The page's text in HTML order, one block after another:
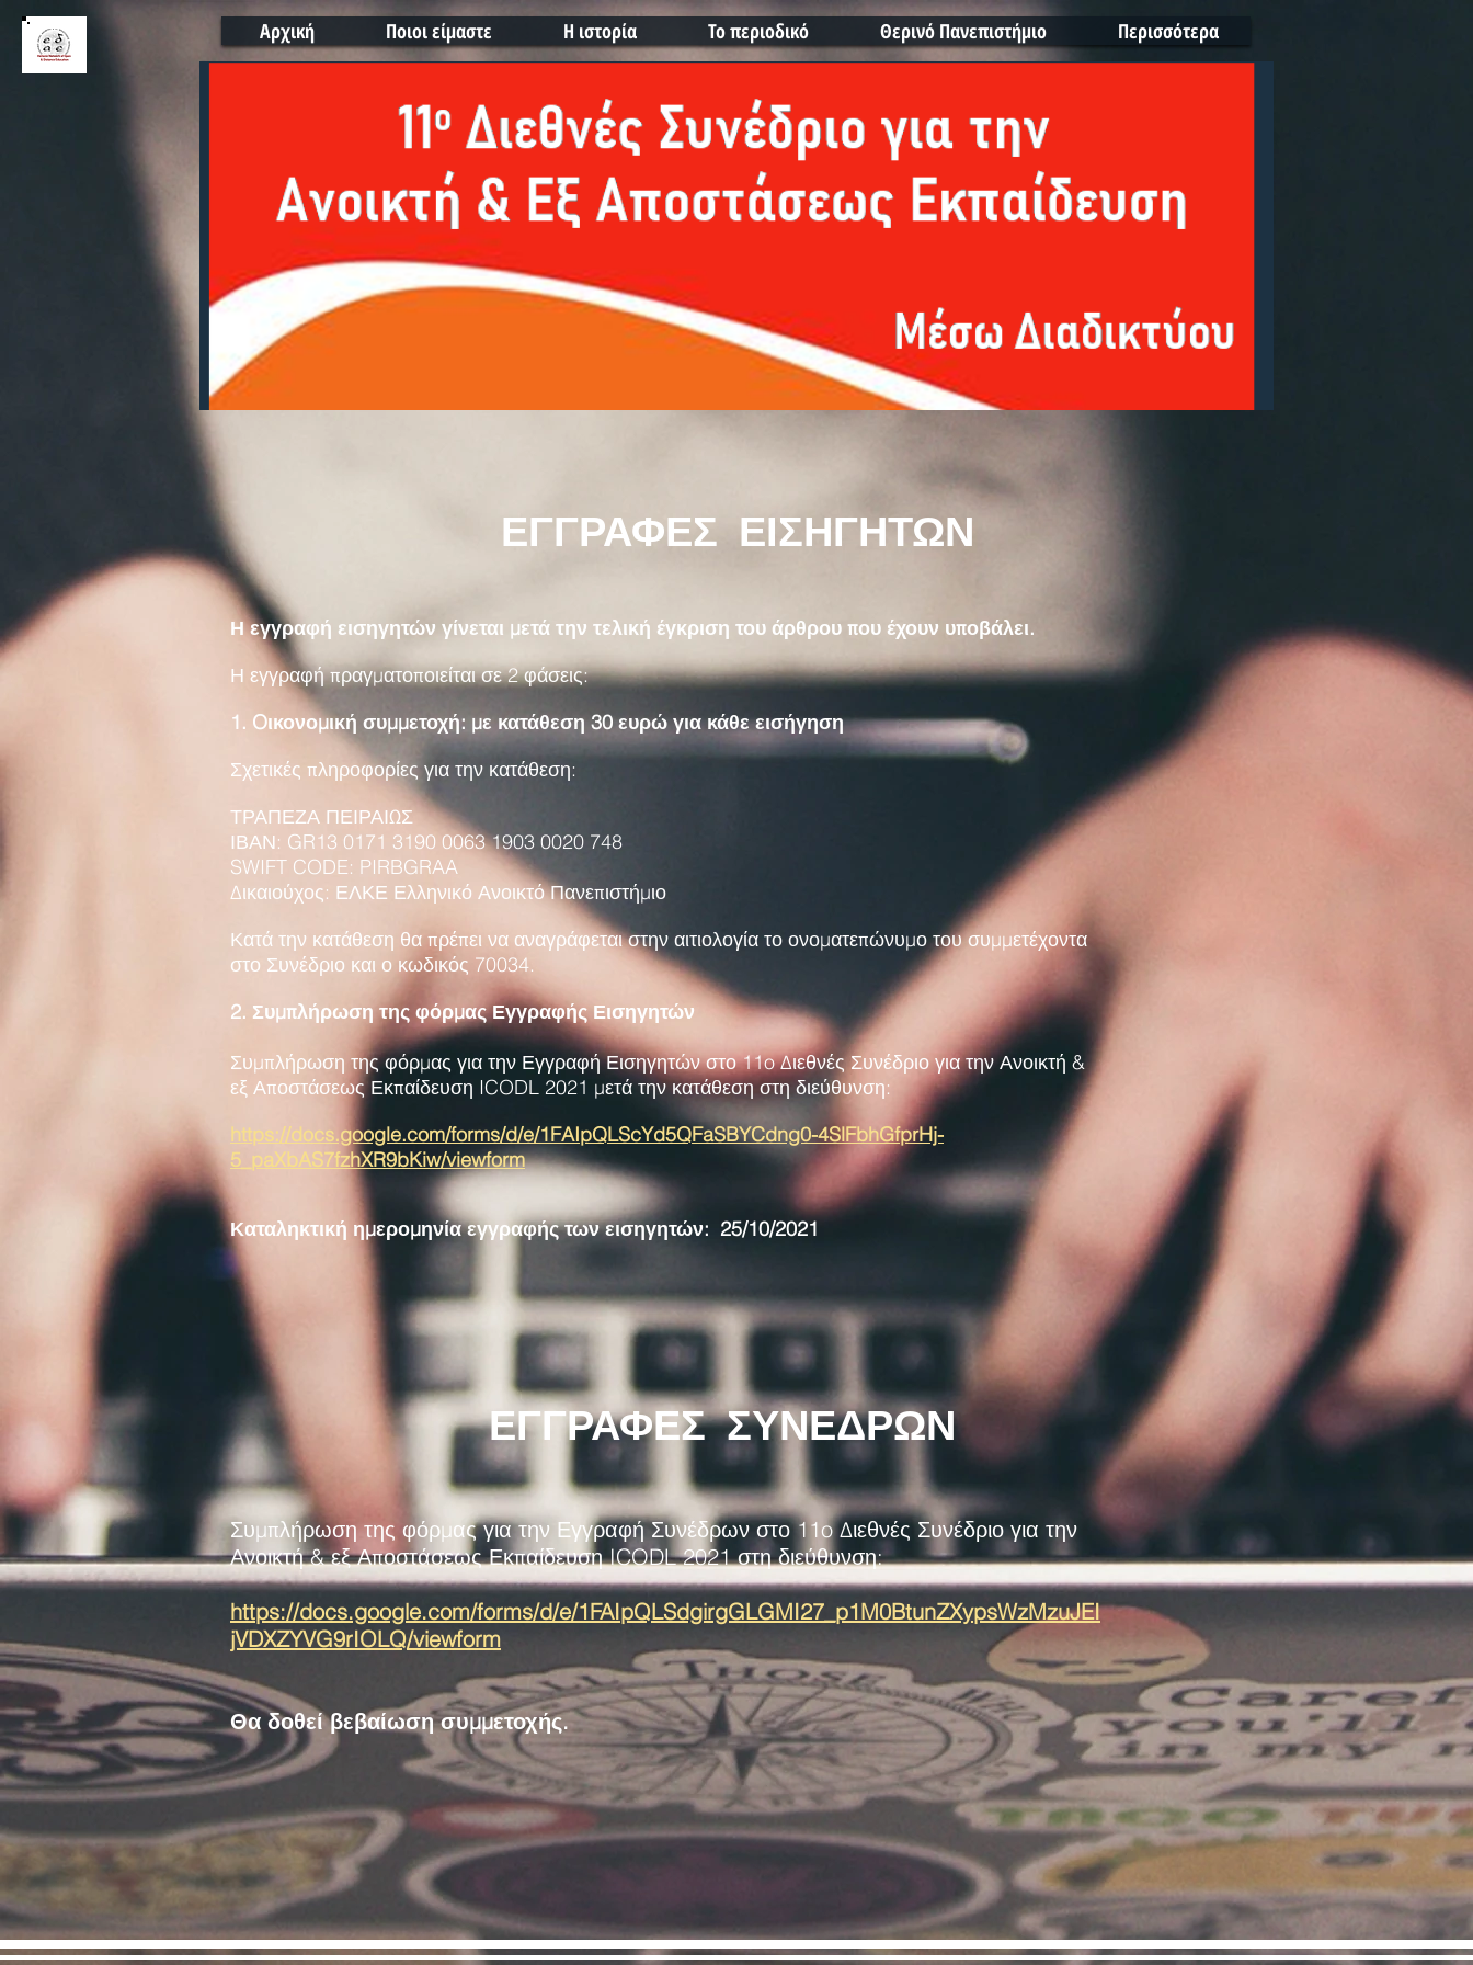
Αρχική Ποιοι είμαστε Η ιστορία Το περιοδικό Θερινό Πανεπιστήμιο Περισσότερα
ΕΓΓΡΑΦΕΣ ΕΙΣΗΓΗΤΩΝ
Η εγγραφή εισηγητών γίνεται μετά την τελική έγκριση του άρθρου που έχουν υποβάλει.
Η εγγραφή πραγματοποιείται σε 2 φάσεις:
1. Oικονομική συμμετοχή: με κατάθεση 30 ευρώ για κάθε εισήγηση
Σχετικές πληροφορίες για την κατάθεση:
ΤΡΑΠΕΖΑ ΠΕΙΡΑΙΩΣ
ΙΒΑΝ: GR13 0171 3190 0063 1903 0020 748
SWIFT CODE: PIRBGRAA
Δικαιούχος: ΕΛΚΕ Ελληνικό Ανοικτό Πανεπιστήμιο
Κατά την κατάθεση θα πρέπει να αναγράφεται στην αιτιολογία το ονοματεπώνυμο του συμμετέχοντα
στο Συνέδριο και ο κωδικός 70034.
2. Συμπλήρωση της φόρμας Εγγραφής Εισηγητών
Συμπλήρωση της φόρμας για την Εγγραφή Εισηγητών στο 11o Διεθνές Συνέδριο για την Ανοικτή &
εξ Αποστάσεως Εκπαίδευση ICODL 2021 μετά την κατάθεση στη διεύθυνση:
https://docs.google.com/forms/d/e/1FAIpQLScYd5QFaSBYCdng0-4SlFbhGfprHj-
5_paXbAS7fzhXR9bKiw/viewform
Καταληκτική ημερομηνία εγγραφής των εισηγητών: 25/10/2021
ΕΓΓΡΑΦΕΣ ΣΥΝΕΔΡΩΝ
Συμπλήρωση της φόρμας για την Εγγραφή Συνέδρων στο 11o Διεθνές Συνέδριο για την
Ανοικτή & εξ Αποστάσεως Εκπαίδευση ICODL 2021στη διεύθυνση:
https://docs.google.com/forms/d/e/1FAIpQLSdgirgGLGMI27_p1M0BtunZXypsWzMzuJEI
jVDXZYVG9rIOLQ/viewform
Θα δοθεί βεβαίωση συμμετοχής.